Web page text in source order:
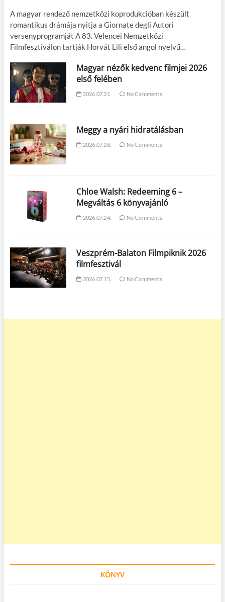
A magyar rendező nemzetközi koprodukcióban készült
romantikus drámája nyitja a Giornate degli Autori
versenyprogramját A 83. Velencei Nemzetközi
Filmfesztiválon tartják Horvát Lili első angol nyelvű…
Magyar nézők kedvenc filmjei 2026
első felében
2026.07.31. No Comments
Meggy a nyári hidratálásban
2026.07.28. No Comments
Chloe Walsh: Redeeming 6 –
Megváltás 6 könyvajánló
2026.07.24. No Comments
Veszprém-Balaton Filmpiknik 2026
filmfesztivál
2026.07.15. No Comments
KÖNYV